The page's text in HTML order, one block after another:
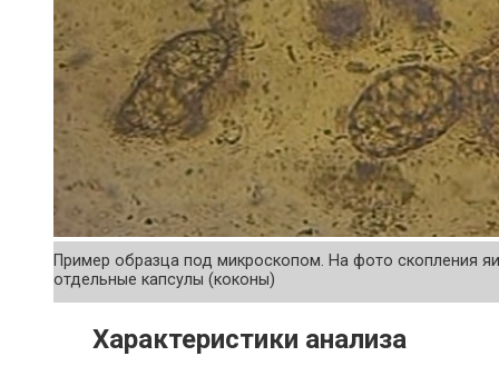
Пример образца под микроскопом. На фото скопления
отдельные капсулы (коконы)
Характеристики анализа